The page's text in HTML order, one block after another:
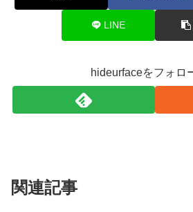
LINE
hideurfaceをフォロ
関連記事